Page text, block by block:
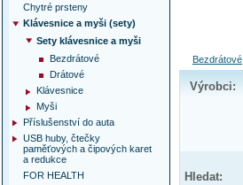
Bezdrátové
Výrobci:
Hledat:
Chytré prsteny
Klávesnice a myši (sety)
Sety klávesnice a myši
Bezdrátové
Drátové
Klávesnice
Myši
Příslušenství do auta
USB huby, čtečky
paměťových a čipových karet
a redukce
FOR HEALTH